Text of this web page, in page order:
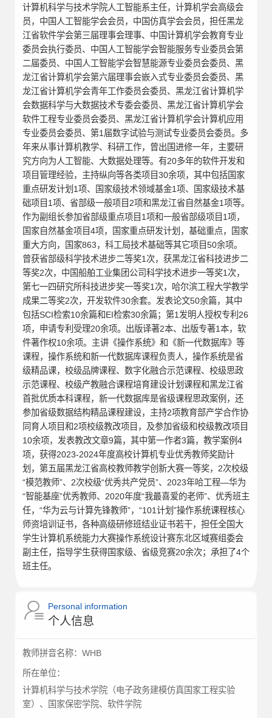
计算机科学与技术学院人工智能系主任，计算机学会高级会
员，中国人工智能学会会员，中国仿真学会会员，担任黑龙
江省软件学会第三届理事会理事、中国计算机学会教育专业
委员会执行委员、中国人工智能学会智能服务专业委员会第
二届委员、中国人工智能学会智慧能源专业委员会委员、黑
龙江省计算机学会第六届理事会嵌入式专业委员会委员、黑
龙江省计算机学会青年工作委员会委员、黑龙江省计算机学
会数据科学与大数据技术专委会委员、黑龙江省计算机学会
软件工程专业委员会委员、黑龙江省计算机学会计算机应用
专业委员会委员、第1届数字试验与测试专业委员会委员。多
年来从事计算机教学、科研工作，曾出国进修一年，主要研
究方向为人工智能、大数据处理等。有20多年的软件开发和
项目管理经验，主持纵向等各类项目30余项，其中包括国家
重点研发计划1项、国家级技术领域基金1项、国家级技术基
础项目1项、省部级一般项目2项和黑龙江省自然基金1项等。
作为副组长参加省部级重点项目1项和一般省部级项目1项，
国家自然基金项目4项，国家重点研发计划，基础重点，国家
重大方向，国家863，科工局技术基础等其它项目50余项。
曾获省部级科学技术进步二等奖1次，获黑龙江省科技进步二
等奖2次，中国船舶工业集团公司科学技术进步一等奖1次，
第七一四研究所科技进步奖一等奖1次，哈尔滨工程大学教学
成果二等奖2次，开发软件30余套。发表论文50余篇，其中
包括SCI检索10余篇和EI检索30余篇；第1发明人授权专利26
项，申请专利受理20余项。出版译著2本、出版专著1本，软
件著作权10余项。主讲《操作系统》和《新一代数据库》等
课程，操作系统和新一代数据库课程负责人，操作系统是省
级精品课，校级品牌课程、数字化融合示范课程、校级思政
示范课程、校级产教融合课程培育建设计划课程和黑龙江省
首批优质本科课程，新一代数据库是省级课程思政案例，还
参加省级数据结构精品课程建设，主持2项教育部产学合作协
同育人项目和2项校级教改项目，及参加省级和校级教改项目
10余项，发表教改文章9篇，其中第一作者3篇，教学案例4
项，获得2023-2024年度高校计算机专业优秀教师奖励计
划，第五届黑龙江省高校教师教学创新大赛一等奖，2次校级
“模范教师”、2次校级“优秀共产党员”、2023年哈工程—华为
“智能基座”优秀教师、2020年度“我最喜爱的老师”、优秀班主
任，“华为云与计算先锋教师”，“101计划”操作系统课程核心
师资培训证书，各种高级研修班结业证书若干，担任全国大
学生计算机系统能力大赛操作系统设计赛东北区域赛组委会
副主任，指导学生获得国家级、省级竞赛20余次；承担了4个
班主任。
Personal information
个人信息
教师拼音名称： WHB
所在单位：
计算机科学与技术学院（电子政务建模仿真国家工程实验
室）、国家保密学院、软件学院